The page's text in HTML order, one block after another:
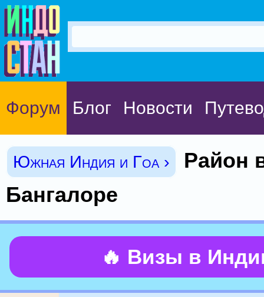
Форум Блог Новости
Южная Индия и Гоа ›
Район
Бангалоре
🔥 Визы в